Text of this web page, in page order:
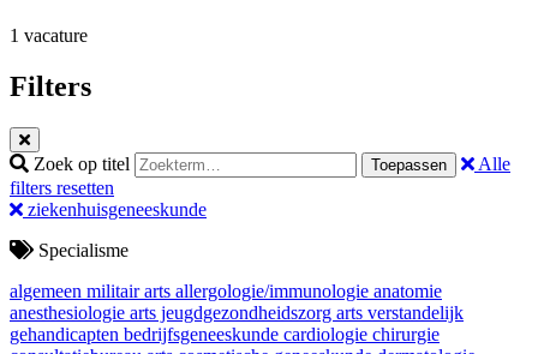
1 vacature
Filters
Zoek op titel Toepassen
Alle
filters resetten
ziekenhuisgeneeskunde
Specialisme
algemeen militair arts allergologie/immunologie anatomie
anesthesiologie arts jeugdgezondheidszorg arts verstandelijk
gehandicapten bedrijfsgeneeskunde cardiologie chirurgie